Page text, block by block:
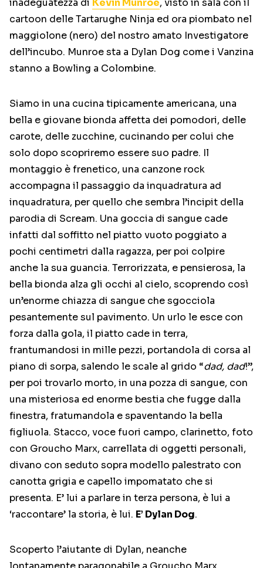
inadeguatezza di Kevin Munroe, visto in sala con il
cartoon delle Tartarughe Ninja ed ora piombato nel
maggiolone (nero) del nostro amato Investigatore
dell’incubo. Munroe sta a Dylan Dog come i Vanzina
stanno a Bowling a Colombine.
Siamo in una cucina tipicamente americana, una
bella e giovane bionda affetta dei pomodori, delle
carote, delle zucchine, cucinando per colui che
solo dopo scopriremo essere suo padre. Il
montaggio è frenetico, una canzone rock
accompagna il passaggio da inquadratura ad
inquadratura, per quello che sembra l’incipit della
parodia di Scream. Una goccia di sangue cade
infatti dal soffitto nel piatto vuoto poggiato a
pochi centimetri dalla ragazza, per poi colpire
anche la sua guancia. Terrorizzata, e pensierosa, la
bella bionda alza gli occhi al cielo, scoprendo così
un’enorme chiazza di sangue che sgocciola
pesantemente sul pavimento. Un urlo le esce con
forza dalla gola, il piatto cade in terra,
frantumandosi in mille pezzi, portandola di corsa al
piano di sorpa, salendo le scale al grido “dad, dad!”,
per poi trovarlo morto, in una pozza di sangue, con
una misteriosa ed enorme bestia che fugge dalla
finestra, fratumandola e spaventando la bella
figliuola. Stacco, voce fuori campo, clarinetto, foto
con Groucho Marx, carrellata di oggetti personali,
divano con seduto sopra modello palestrato con
canotta grigia e capello impomatato che si
presenta. E’ lui a parlare in terza persona, è lui a
‘raccontare’ la storia, è lui. E’ Dylan Dog.
Scoperto l’aiutante di Dylan, neanche